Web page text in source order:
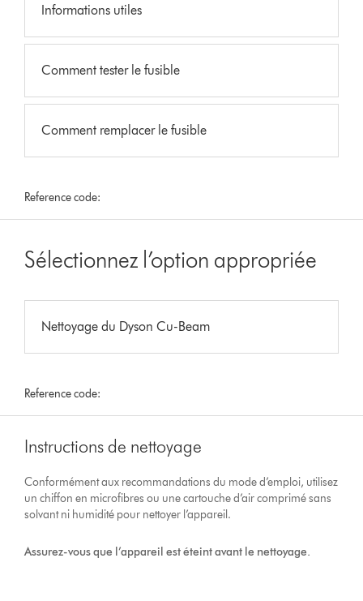
Informations utiles
Comment tester le fusible
Comment remplacer le fusible
Reference code:
Sélectionnez l’option appropriée
Nettoyage du Dyson Cu-Beam
Reference code:
Instructions de nettoyage
Conformément aux recommandations du mode d’emploi, utilisez
un chiffon en microfibres ou une cartouche d’air comprimé sans
solvant ni humidité pour nettoyer l’appareil.
Assurez-vous que l’appareil est éteint avant le nettoyage.